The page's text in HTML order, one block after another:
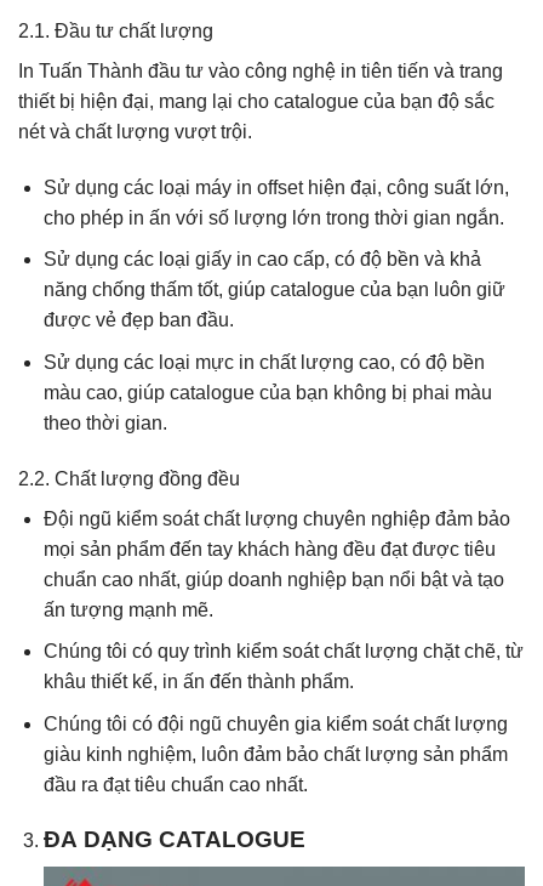
2.1. Đầu tư chất lượng
In Tuấn Thành đầu tư vào công nghệ in tiên tiến và trang
thiết bị hiện đại, mang lại cho catalogue của bạn độ sắc
nét và chất lượng vượt trội.
Sử dụng các loại máy in offset hiện đại, công suất lớn,
cho phép in ấn với số lượng lớn trong thời gian ngắn.
Sử dụng các loại giấy in cao cấp, có độ bền và khả
năng chống thấm tốt, giúp catalogue của bạn luôn giữ
được vẻ đẹp ban đầu.
Sử dụng các loại mực in chất lượng cao, có độ bền
màu cao, giúp catalogue của bạn không bị phai màu
theo thời gian.
2.2. Chất lượng đồng đều
Đội ngũ kiểm soát chất lượng chuyên nghiệp đảm bảo
mọi sản phẩm đến tay khách hàng đều đạt được tiêu
chuẩn cao nhất, giúp doanh nghiệp bạn nổi bật và tạo
ấn tượng mạnh mẽ.
Chúng tôi có quy trình kiểm soát chất lượng chặt chẽ, từ
khâu thiết kế, in ấn đến thành phẩm.
Chúng tôi có đội ngũ chuyên gia kiểm soát chất lượng
giàu kinh nghiệm, luôn đảm bảo chất lượng sản phẩm
đầu ra đạt tiêu chuẩn cao nhất.
ĐA DẠNG CATALOGUE